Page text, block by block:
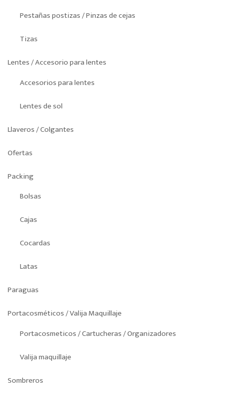
Pestañas postizas / Pinzas de cejas
Tizas
Lentes / Accesorio para lentes
Accesorios para lentes
Lentes de sol
Llaveros / Colgantes
Ofertas
Packing
Bolsas
Cajas
Cocardas
Latas
Paraguas
Portacosméticos / Valija Maquillaje
Portacosmeticos / Cartucheras / Organizadores
Valija maquillaje
Sombreros